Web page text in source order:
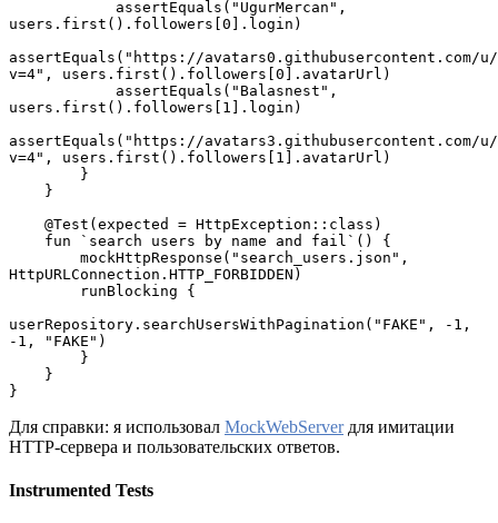
users.first().followers[0].login)
assertEquals("https://avatars0.githubusercontent.com/u/
v=4", users.first().followers[0].avatarUrl)
users.first().followers[1].login)
assertEquals("https://avatars3.githubusercontent.com/u/
v=4", users.first().followers[1].avatarUrl)
        }
    }
    @Test(expected = HttpException::class)
    fun `search users by name and fail`() {
HttpURLConnection.HTTP_FORBIDDEN)
        runBlocking {
userRepository.searchUsersWithPagination("FAKE", -1,
-1, "FAKE")
        }
    }
}
Для справки: я использовал MockWebServerдля имитации
HTTP-сервера и пользовательских ответов.
Instrumented Tests